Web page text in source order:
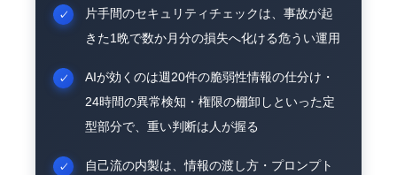
片手間のセキュリティチェックは、事故が起
きた1晩で数か月分の損失へ化ける危うい運用
AIが効くのは週20件の脆弱性情報の仕分け・
24時間の異常検知・権限の棚卸しといった定
型部分で、重い判断は人が握る
自己流の内製は、情報の渡し方・プロンプト